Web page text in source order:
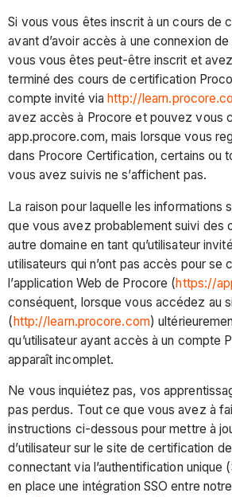
Si vous vous êtes inscrit à un cours de
avant d’avoir accès à une connexion
vous vous êtes peut-être inscrit et
terminé des cours de certification
compte invité via http://
avez accès à Procore et pouvez vous
app.procore.com, mais lorsque vous
dans Procore Certification, certains ou
vous avez suivis ne s’affichent pas.
La raison pour laquelle les informations
que vous avez probablement suivi des
autre domaine en tant qu’utilisateur
utilisateurs qui n’ont pas accès pour se
l’application Web de Procore (https://
conséquent, lorsque vous accédez au
(http://learn.procore.com)
qu’utilisateur ayant accès à un compte
apparaît incomplet.
Ne vous inquiétez pas, vos
pas perdus. Tout ce que vous avez à
instructions ci-dessous pour mettre à
d’utilisateur sur le site de certification
connectant via l’authentification unique
en place une intégration SSO entre